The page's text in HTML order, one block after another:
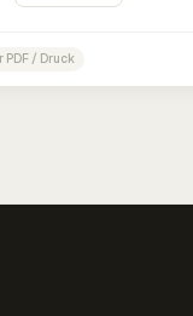
PDF / Druck